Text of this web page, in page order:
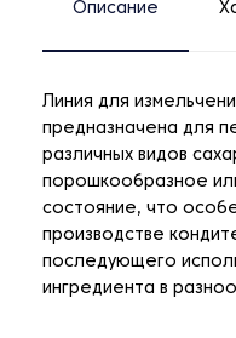
Описание
Линия для
предназначена для
различных видов
порошкообразное
состояние, что
производстве
последующего
ингредиента в